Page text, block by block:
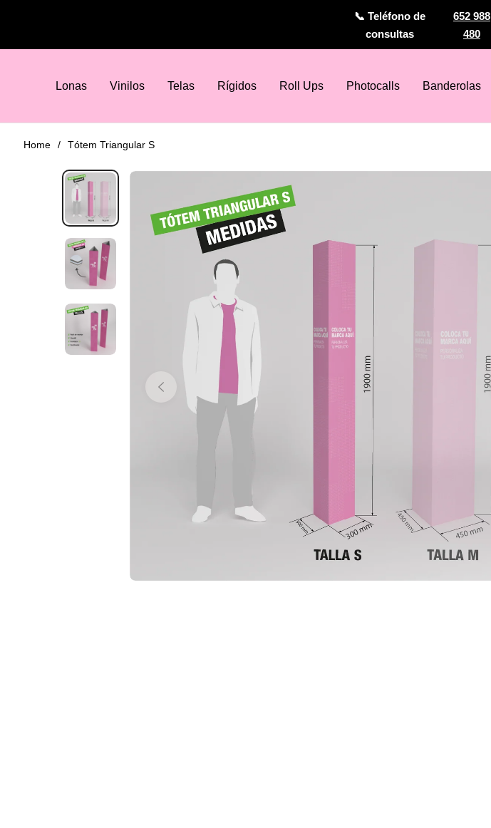
📞 Teléfono de
consultas
652 988
480
Lonas Vinilos Telas Rígidos Roll Ups Photocalls Banderolas
Home / Tótem Triangular S